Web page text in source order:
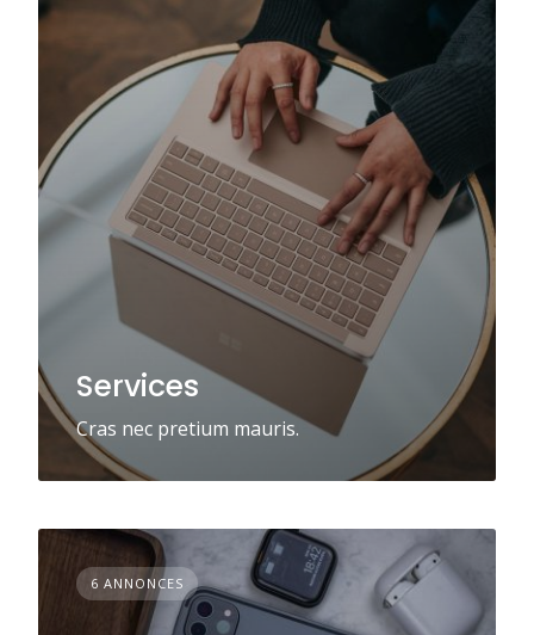
Services
Cras nec pretium mauris.
6 ANNONCES